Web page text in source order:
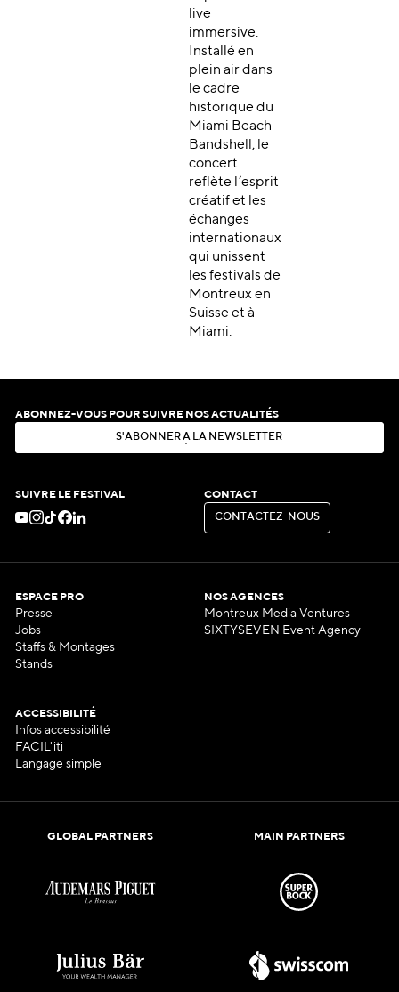
live
immersive.
Installé en
plein air dans
le cadre
historique du
Miami Beach
Bandshell, le
concert
reflète l’esprit
créatif et les
échanges
internationaux
qui unissent
les festivals de
Montreux en
Suisse et à
Miami.
ABONNEZ-VOUS POUR SUIVRE NOS ACTUALITÉS
S'ABON N ER À LA N EWSLE ER
SUIVRE LE FESTIVAL CONTACT
CON ACT EZ-N OUS
CONTACTEZ-NOUS
ESPACE PRO
Presse
Jobs
Staffs & Montages
Stands
NOS AGENCES
Montreux Media Ventures
SIXTYSEVEN Event Agency
ACCESSIBILITÉ
Infos accessibilité
FACIL'iti
Langage simple
GLOBAL PARTNERS MAIN PARTNERS